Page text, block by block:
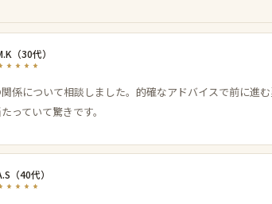
（30代）
係について相談しました。的確なアドバイスで前に進
っていて驚きです。
（40代）